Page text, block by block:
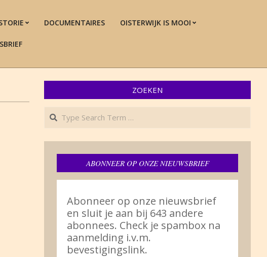
DOCUMENTAIRES OISTERWIJK IS MOOI
ZOEKEN
Search
ABONNEER OP ONZE NIEUWSBRIEF
Abonneer op onze nieuwsbrief
en sluit je aan bij 643 andere
abonnees. Check je spambox na
aanmelding i.v.m.
bevestigingslink.